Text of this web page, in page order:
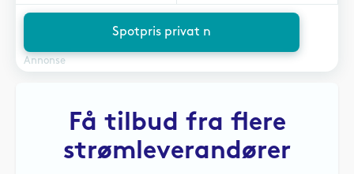
Spotpris privat n
Annonse
Få tilbud fra flere
strømleverandører